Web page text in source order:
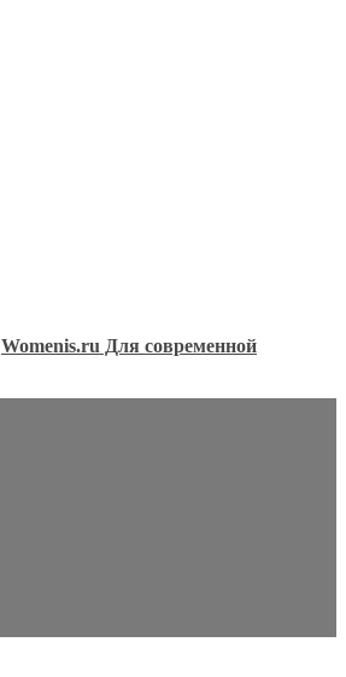
Womenis.ru Для современной